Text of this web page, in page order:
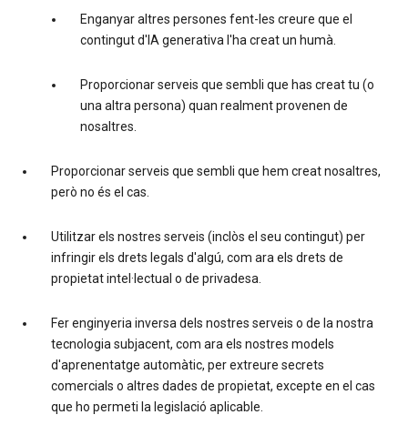
Enganyar altres persones fent-les creure que el
contingut d'IA generativa l'ha creat un humà.
Proporcionar serveis que sembli que has creat tu (o
una altra persona) quan realment provenen de
nosaltres.
Proporcionar serveis que sembli que hem creat nosaltres,
però no és el cas.
Utilitzar els nostres serveis (inclòs el seu contingut) per
infringir els drets legals d'algú, com ara els drets de
propietat intel·lectual o de privadesa.
Fer enginyeria inversa dels nostres serveis o de la nostra
tecnologia subjacent, com ara els nostres models
d'aprenentatge automàtic, per extreure secrets
comercials o altres dades de propietat, excepte en el cas
que ho permeti la legislació aplicable.